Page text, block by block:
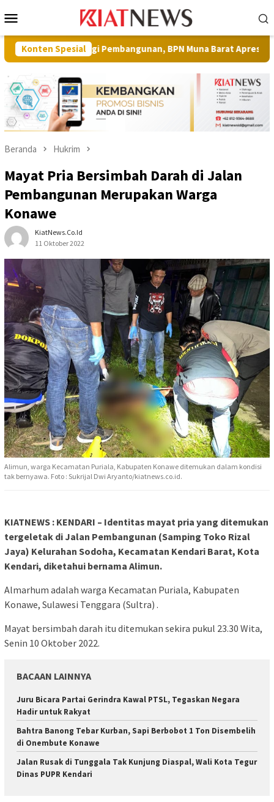
ke
Mobile
Konten Spesial
Sinergi Pembangunan, BPN Muna Barat Apresiasi Langkah
Beranda Hukrim
Mayat Pria Bersimbah Darah di Jalan
Pembangunan Merupakan Warga
Konawe
KiatNews.co.id
11 Oktober 2022
Alimun, warga Kecamatan Puriala, Kabupaten Konawe ditemukan dalam kondisi
tak bernyawa. Foto : Sukrijal Dwi Aryanto/kiatnews.co.id.
KIATNEWS : KENDARI – Identitas mayat pria yang ditemukan
tergeletak di Jalan Pembangunan (Samping Toko Rizal
Jaya) Kelurahan Sodoha, Kecamatan Kendari Barat, Kota
Kendari, diketahui bernama Alimun.
Almarhum adalah warga Kecamatan Puriala, Kabupaten
Konawe, Sulawesi Tenggara (Sultra) .
Mayat bersimbah darah itu ditemukan sekira pukul 23.30 Wita,
Senin 10 Oktober 2022.
BACAAN LAINNYA
‎Juru Bicara Partai Gerindra Kawal PTSL, Tegaskan Negara
Hadir untuk Rakyat
Bahtra Banong Tebar Kurban, Sapi Berbobot 1 Ton Disembelih
di Onembute Konawe
Jalan Rusak di Tunggala Tak Kunjung Diaspal, Wali Kota Tegur
Dinas PUPR Kendari